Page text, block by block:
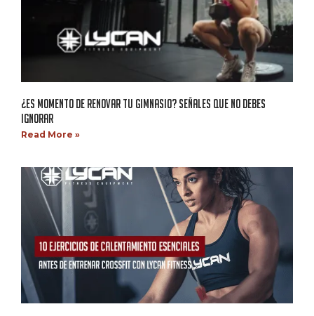
¿ES MOMENTO DE RENOVAR TU GIMNASIO? SEÑALES QUE NO DEBES
IGNORAR
Read More »